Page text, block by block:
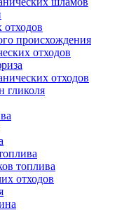
происхождения
отходов
отходов
гликоля
топлива
отходов